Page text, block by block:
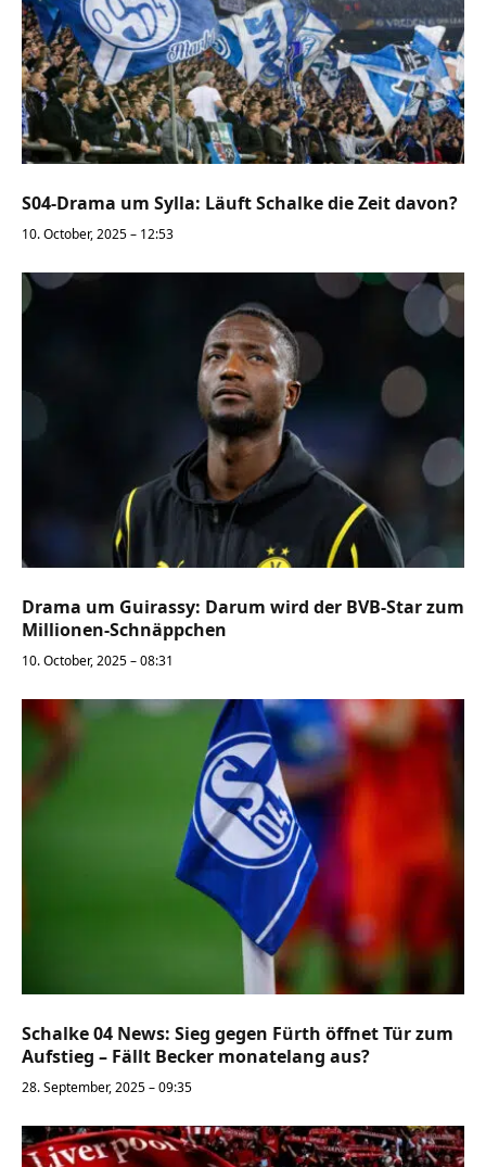
S04-Drama um Sylla: Läuft Schalke die Zeit davon?
10. October, 2025 – 12:53
Drama um Guirassy: Darum wird der BVB-Star zum
Millionen-Schnäppchen
10. October, 2025 – 08:31
Schalke 04 News: Sieg gegen Fürth öffnet Tür zum
Aufstieg – Fällt Becker monatelang aus?
28. September, 2025 – 09:35